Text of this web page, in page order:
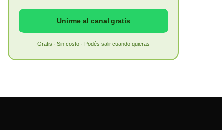
Unirme al canal gratis
Gratis · Sin costo · Podés salir cuando quieras